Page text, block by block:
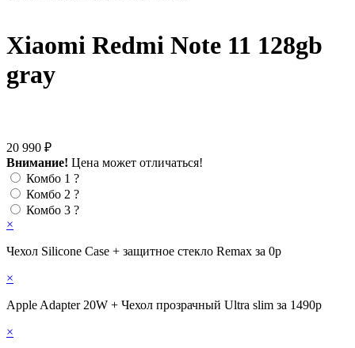
Xiaomi Redmi Note 11 128gb
gray
20 990 ₽
Внимание! Цена может отличаться!
Комбо 1 ?
Комбо 2 ?
Комбо 3 ?
×
Чехол Silicone Case + защитное стекло Remax за 0р
×
Apple Adapter 20W + Чехол прозрачный Ultra slim за 1490р
×